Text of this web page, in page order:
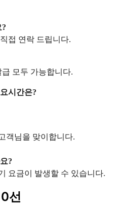
접 연락 드립니다.
모두 가능합니다.
시간은?
객님을 맞이합니다.
?
요금이 발생할 수 있습니다.
선